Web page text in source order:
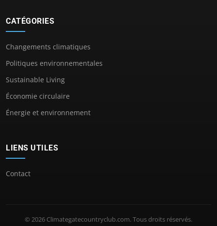
CATÉGORIES
Changements climatiques
Politiques environnementales
Sustainable Living
Économie circulaire
Énergie et environnement
LIENS UTILES
Contact
© 2026 Climategatecountryclub.com. Tous droits réservés.